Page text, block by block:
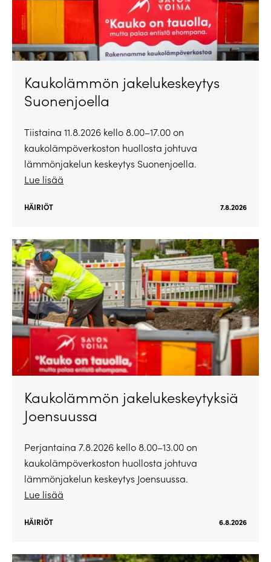
Kaukolämmön jakelukeskeytys
Suonenjoella
Tiistaina 11.8.2026 kello 8.00–17.00 on
kaukolämpöverkoston huollosta johtuva
lämmönjakelun keskeytys Suonenjoella.
Lue lisää
HÄIRIÖT 7.8.2026
Kaukolämmön jakelukeskeytyksiä
Joensuussa
Perjantaina 7.8.2026 kello 8.00–13.00 on
kaukolämpöverkoston huollosta johtuva
lämmönjakelun keskeytys Joensuussa.
Lue lisää
HÄIRIÖT 6.8.2026